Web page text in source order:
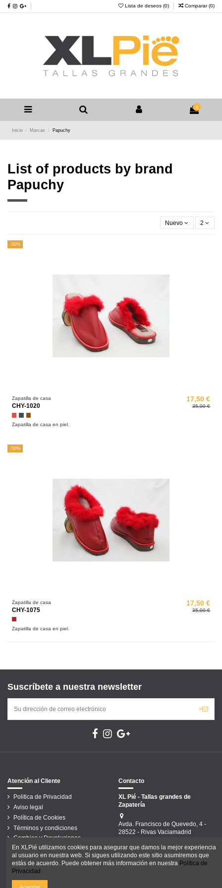
Lista de deseos (0) Comparar (0)
0
Inicio Marcas Papuchy
List of products by brand
Papuchy
Nuevo 2
-50%
Zapatilla de casa
CHY-1020
RojoNegroMarrón
17,50 €
35,00 €
Zapatilla de casa en piel.
-50%
Zapatilla de casa
CHY-1075
Granate
17,50 €
35,00 €
Zapatilla de casa en piel.
Suscríbete a nuestra newsletter
>
Atención al Cliente
Politica de Privacidad
Aviso legal
Política de Cookies
Términos y condiciones
Cambios y Devoluciones
Condiciones de Envío
Pago seguro
Contacto
XL Pié - Tallas grandes de
Zapatería
Avda. Francisco de Quevedo, 4 -
28522 - Rivas Vaciamadrid
91 499 59 86
info@xlpie.com
En XLPié utilizamos cookies para asegurar que damos la mejor experiencia
al usuario en nuestra web. Si sigues utilizando este sitio asumiremos que
estás de acuerdo. Puede obtener más información en nuestra Política de
Privacidad